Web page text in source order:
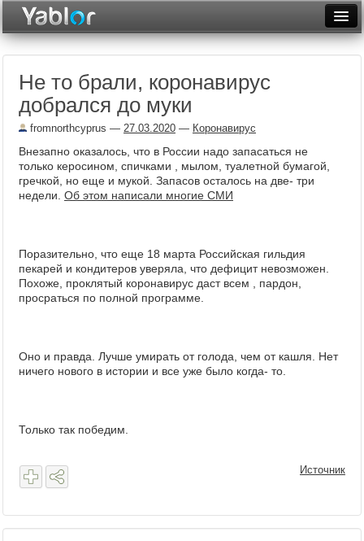
Неделя
Месяц
Рейтинги
Архив
Не то брали, коронавирус
добрался до муки
fromnorthcyprus — 27.03.2020 — Коронавирус
Внезапно оказалось, что в России надо запасаться не
только керосином, спичками , мылом, туалетной бумагой,
гречкой, но еще и мукой. Запасов осталось на две- три
недели. Об этом написали многие СМИ
Поразительно, что еще 18 марта Российская гильдия
пекарей и кондитеров уверяла, что дефицит невозможен.
Похоже, проклятый коронавирус даст всем , пардон,
просраться по полной программе.
Оно и правда. Лучше умирать от голода, чем от кашля. Нет
ничего нового в истории и все уже было когда- то.
Только так победим.
Источник